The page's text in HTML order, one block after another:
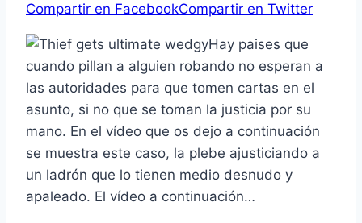
Compartir en FacebookCompartir en Twitter
Hay paises que
cuando pillan a alguien robando no esperan a
las autoridades para que tomen cartas en el
asunto, si no que se toman la justicia por su
mano. En el ví­deo que os dejo a continuación
se muestra este caso, la plebe ajusticiando a
un ladrón que lo tienen medio desnudo y
apaleado. El ví­deo a continuación…